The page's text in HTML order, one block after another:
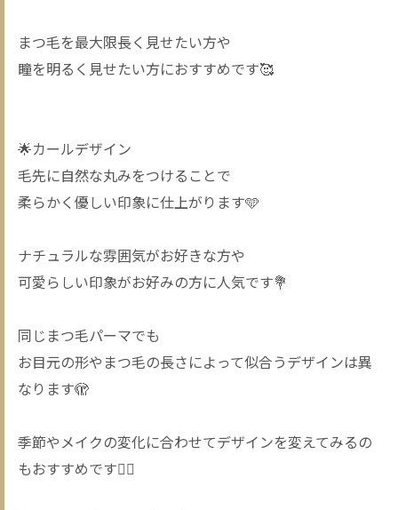
まつ毛を最大限長く見せたい方や
瞳を明るく見せたい方におすすめです🥰
🌟カールデザイン
毛先に自然な丸みをつけることで
柔らかく優しい印象に仕上がります🩵
ナチュラルな雰囲気がお好きな方や
可愛らしい印象がお好みの方に人気です💐
同じまつ毛パーマでも
お目元の形やまつ毛の長さによって似合うデザインは異
なります🫣
季節やメイクの変化に合わせてデザインを変えてみるの
もおすすめです❤️‍🔥